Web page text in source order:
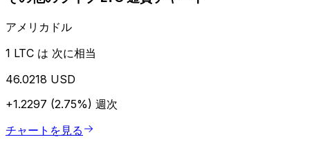
アメリカドル
1 LTC は 次に相当
46.0218 USD
+1.2297 (2.75%) 週次
チャートを見る